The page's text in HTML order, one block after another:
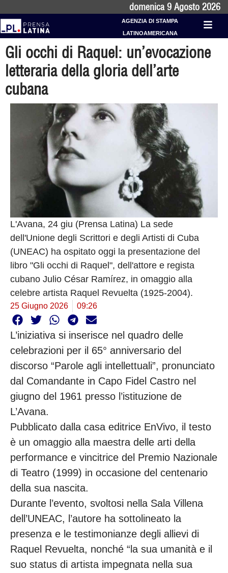
domenica 9 Agosto 2026
AGENZIA DI STAMPA
LATINOAMERICANA
Gli occhi di Raquel: un’evocazione
letteraria della gloria dell’arte
cubana
L'Avana, 24 giu (Prensa Latina) La sede
dell'Unione degli Scrittori e degli Artisti di Cuba
(UNEAC) ha ospitato oggi la presentazione del
libro "Gli occhi di Raquel", dell'attore e regista
cubano Julio César Ramírez, in omaggio alla
celebre artista Raquel Revuelta (1925-2004).
25 Giugno 2026 09:26
L’iniziativa si inserisce nel quadro delle
celebrazioni per il 65° anniversario del
discorso “Parole agli intellettuali”, pronunciato
dal Comandante in Capo Fidel Castro nel
giugno del 1961 presso l’istituzione de
L’Avana.
Pubblicato dalla casa editrice EnVivo, il testo
è un omaggio alla maestra delle arti della
performance e vincitrice del Premio Nazionale
di Teatro (1999) in occasione del centenario
della sua nascita.
Durante l’evento, svoltosi nella Sala Villena
dell’UNEAC, l’autore ha sottolineato la
presenza e le testimonianze degli allievi di
Raquel Revuelta, nonché “la sua umanità e il
suo status di artista impegnata nella sua